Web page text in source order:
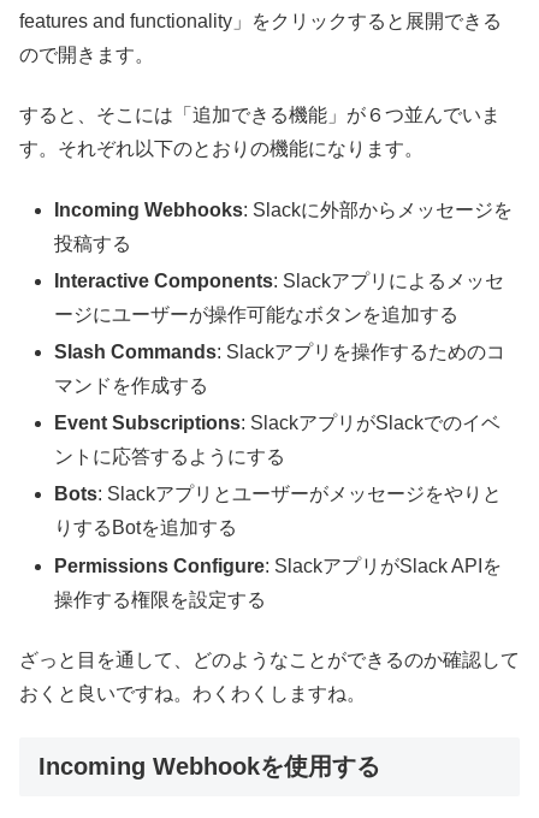
features and functionality」をクリックすると展開できる
ので開きます。
すると、そこには「追加できる機能」が６つ並んでいま
す。それぞれ以下のとおりの機能になります。
Incoming Webhooks: Slackに外部からメッセージを
投稿する
Interactive Components: Slackアプリによるメッセ
ージにユーザーが操作可能なボタンを追加する
Slash Commands: Slackアプリを操作するためのコ
マンドを作成する
Event Subscriptions: SlackアプリがSlackでのイベ
ントに応答するようにする
Bots: Slackアプリとユーザーがメッセージをやりと
りするBotを追加する
Permissions Configure: SlackアプリがSlack APIを
操作する権限を設定する
ざっと目を通して、どのようなことができるのか確認して
おくと良いですね。わくわくしますね。
Incoming Webhookを使用する